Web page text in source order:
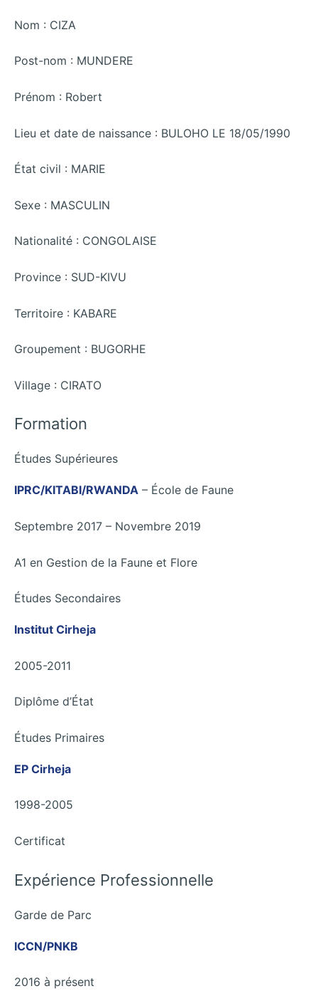
Nom : CIZA
Post-nom : MUNDERE
Prénom : Robert
Lieu et date de naissance : BULOHO LE 18/05/1990
État civil : MARIE
Sexe : MASCULIN
Nationalité : CONGOLAISE
Province : SUD-KIVU
Territoire : KABARE
Groupement : BUGORHE
Village : CIRATO
Formation
Études Supérieures
IPRC/KITABI/RWANDA – École de Faune
Septembre 2017 – Novembre 2019
A1 en Gestion de la Faune et Flore
Études Secondaires
Institut Cirheja
2005-2011
Diplôme d’État
Études Primaires
EP Cirheja
1998-2005
Certificat
Expérience Professionnelle
Garde de Parc
ICCN/PNKB
2016 à présent